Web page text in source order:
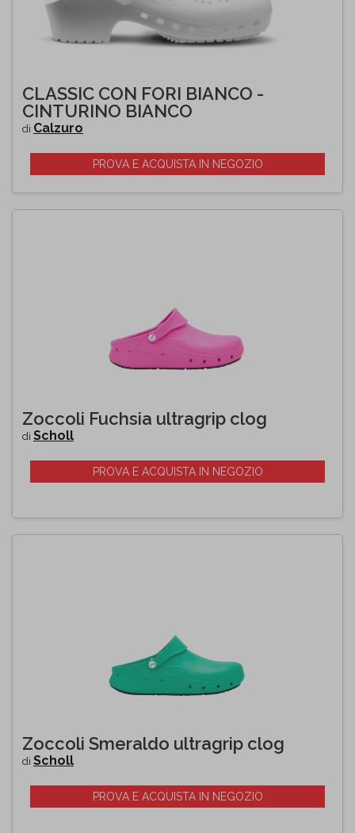
CLASSIC CON FORI BIANCO -
CINTURINO BIANCO
di Calzuro
PROVA E ACQUISTA IN NEGOZIO
Zoccoli Fuchsia ultragrip clog
di Scholl
PROVA E ACQUISTA IN NEGOZIO
Zoccoli Smeraldo ultragrip clog
di Scholl
PROVA E ACQUISTA IN NEGOZIO